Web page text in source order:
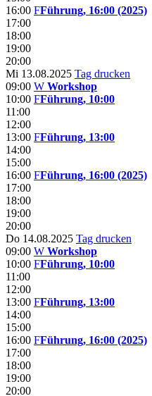
16:00 FFührung, 16:00 (2025)
17:00
18:00
19:00
20:00
Mi 13.08.2025 Tag drucken
09:00 W Workshop
10:00 FFührung, 10:00
11:00
12:00
13:00 FFührung, 13:00
14:00
15:00
16:00 FFührung, 16:00 (2025)
17:00
18:00
19:00
20:00
Do 14.08.2025 Tag drucken
09:00 W Workshop
10:00 FFührung, 10:00
11:00
12:00
13:00 FFührung, 13:00
14:00
15:00
16:00 FFührung, 16:00 (2025)
17:00
18:00
19:00
20:00